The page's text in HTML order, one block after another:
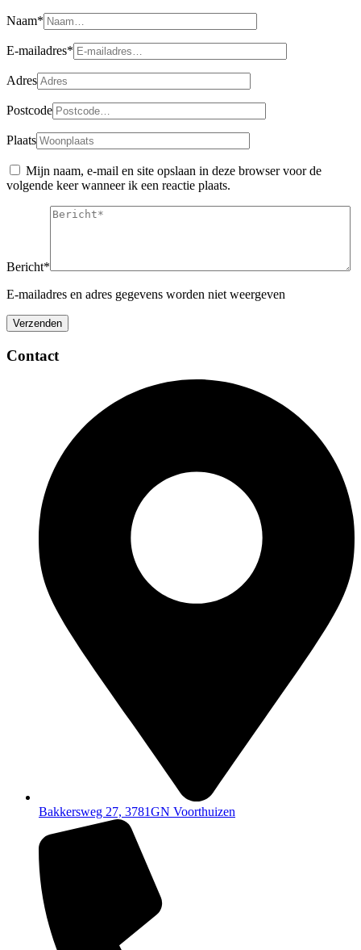
Naam*
E-mailadres*
Adres
Postcode
Plaats
Mijn naam, e-mail en site opslaan in deze browser voor de
volgende keer wanneer ik een reactie plaats.
Bericht*
E-mailadres en adres gegevens worden niet weergeven
Contact
Bakkersweg 27, 3781GN Voorthuizen